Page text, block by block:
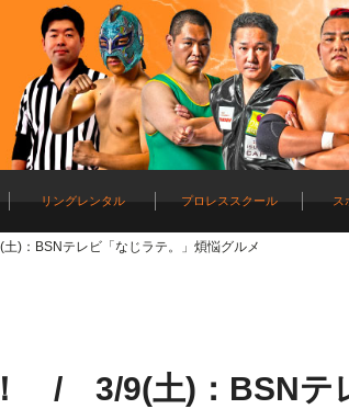
リングレンタル プロレススクール ス
：BSNテレビ「なじラテ。」煩悩グルメ
/ 3/9(土)：BSNテ